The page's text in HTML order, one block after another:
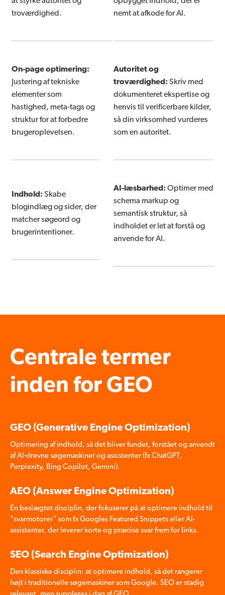
troværdighed.
nemt at afkode for AI.
On-page optimering:
Justering af tekniske
elementer som
hastighed, meta-tags og
struktur for at forbedre
brugeroplevelsen.
Autoritet og
troværdighed: Skriv med
dokumenteret ekspertise og
henvis til verificerbare kilder,
så din virksomhed vurderes
som en autoritet.
Indhold: Skabe
blogindlæg og sider, der
matcher søgeord og
brugerintentioner.
AI-læsbarhed: Optimer med
schema markup og
semantisk struktur, så
indholdet er let at forstå og
anvende for AI.
Centrale termer
inden for GEO
GEO (Generative Engine Optimization)
Optimering af indhold, så det bliver fundet, forstået og anvendt
af AI-drevne søgemaskiner og assistenter (fx ChatGPT,
Perplexity, Bing Copilot, Gemini).
AEO (Answer Engine Optimization)
En beslægtet disciplin, der fokuserer på at optimere indhold til
“svarmotorer” som fx Googles Featured Snippets eller AI-
assistenter, der leverer korte og præcise svar frem for links.
SEO (Search Engine Optimization)
Den klassiske disciplin: at optimere indhold, så det rangerer
højt i traditionelle søgemaskiner som Google. SEO er stadig